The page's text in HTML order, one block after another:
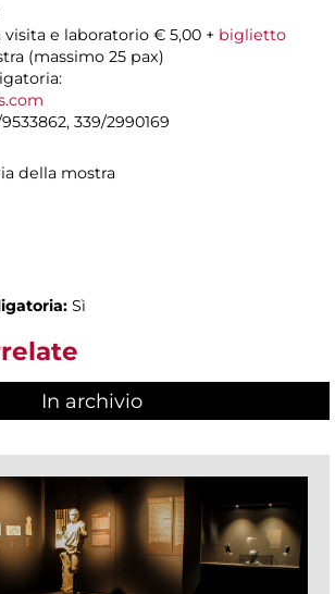
e laboratorio € 5,00 + biglietto
(massimo 25 pax)
339/2990169
della mostra
Sì
In archivio